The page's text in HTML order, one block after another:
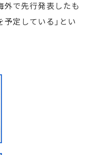
外で先行発表したも
定している」とい